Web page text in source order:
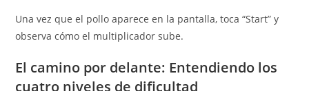
Una vez que el pollo aparece en la pantalla, toca “Start” y
observa cómo el multiplicador sube.
El camino por delante: Entendiendo los
cuatro niveles de dificultad